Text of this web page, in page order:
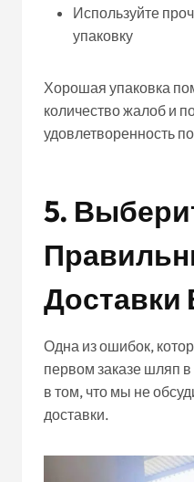
Используйте
упаковку
Хорошая упаковка
количество жалоб и
удовлетворенность
5.
Доставки
Одна из ошибок,
первом заказе шляп
в том, что мы не
доставки.